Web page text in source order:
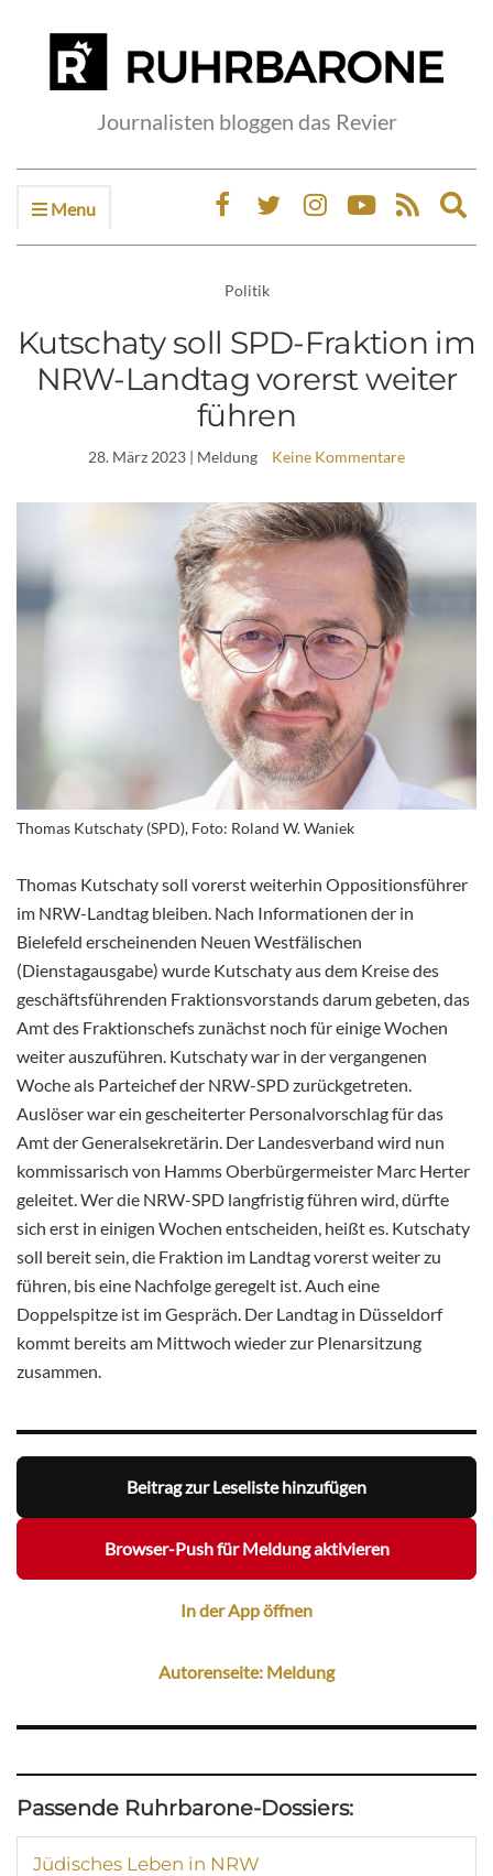
Journalisten bloggen das Revier
Menu
Politik
Kutschaty soll SPD-Fraktion im
NRW-Landtag vorerst weiter
führen
28. März 2023 | Meldung Keine Kommentare
Thomas Kutschaty (SPD), Foto: Roland W. Waniek
Thomas Kutschaty soll vorerst weiterhin Oppositionsführer
im NRW-Landtag bleiben. Nach Informationen der in
Bielefeld erscheinenden Neuen Westfälischen
(Dienstagausgabe) wurde Kutschaty aus dem Kreise des
geschäftsführenden Fraktionsvorstands darum gebeten, das
Amt des Fraktionschefs zunächst noch für einige Wochen
weiter auszuführen. Kutschaty war in der vergangenen
Woche als Parteichef der NRW-SPDzurückgetreten.
Auslöser war ein gescheiterter Personalvorschlag für das
Amt der Generalsekretärin. Der Landesverband wird nun
kommissarisch von Hamms Oberbürgermeister Marc Herter
geleitet. Wer die NRW-SPD langfristig führen wird, dürfte
sich erst in einigen Wochen entscheiden, heißt es. Kutschaty
soll bereit sein, die Fraktion im Landtag vorerst weiter zu
führen, bis eine Nachfolge geregelt ist. Auch eine
Doppelspitze ist im Gespräch. Der Landtag in Düsseldorf
kommt bereits am Mittwoch wieder zur Plenarsitzung
zusammen.
Beitrag zur Leseliste hinzufügen
Browser-Push für Meldung aktivieren
In der App öffnen
Autorenseite: Meldung
Passende Ruhrbarone-Dossiers:
Jüdisches Leben in NRW